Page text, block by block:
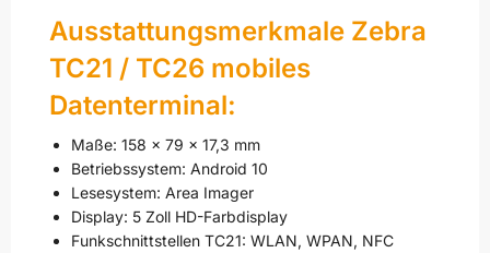
Ausstattungsmerkmale Zebra
TC21 / TC26 mobiles
Datenterminal:
Maße: 158 x 79 x 17,3 mm
Betriebssystem: Android 10
Lesesystem: Area Imager
Display: 5 Zoll HD-Farbdisplay
Funkschnittstellen TC21: WLAN, WPAN, NFC